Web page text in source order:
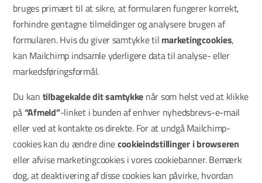
bruges primært til at sikre, at formularen fungerer korrekt,
forhindre gentagne tilmeldinger og analysere brugen af
formularen. Hvis du giver samtykke til marketingcookies,
kan Mailchimp indsamle yderligere data til analyse- eller
markedsføringsformål.
Du kan tilbagekalde dit samtykke når som helst ved at klikke
på“Afmeld”-linket i bunden af enhver nyhedsbrevs-e-mail
eller ved at kontakte os direkte. For at undgå Mailchimp-
cookies kan du ændre dinecookieindstillinger i browseren
eller afvise marketingcookies i vores cookiebanner. Bemærk
dog, at deaktivering af disse cookies kan påvirke, hvordan